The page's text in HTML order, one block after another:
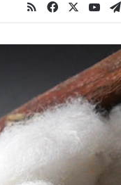
RSS Facebook